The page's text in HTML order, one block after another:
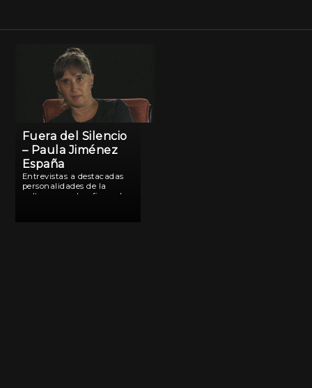
Fuera del Silencio
– Paula Jiménez
España
Entrevistas a destacadas
personalidades de la
cultura que desafiaron la